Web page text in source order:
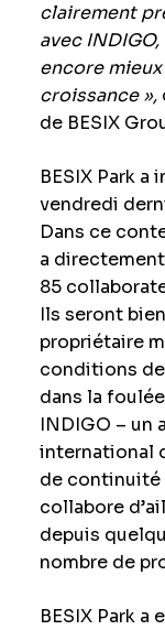
clairement
avec
encore
croissance »,
de BESIX
BESIX Park
vendredi
Dans ce
a
85
Ils seront
propriétaire
conditions de
dans la
INDIGO – un
international
de continuité
collabore
depuis
nombre de
BESIX Park